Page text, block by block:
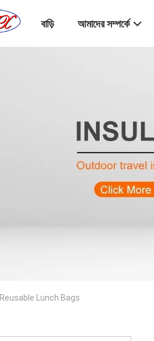
বাড়ি আমাদের সম্পর্কে
Reusable Lunch Bags